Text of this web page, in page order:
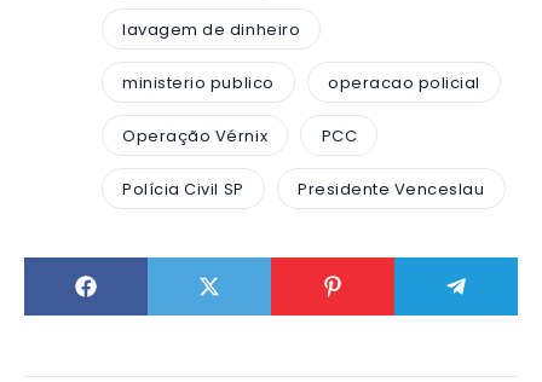
lavagem de dinheiro
ministerio publico operacao policial
Operação Vérnix PCC
Polícia Civil SP Presidente Venceslau